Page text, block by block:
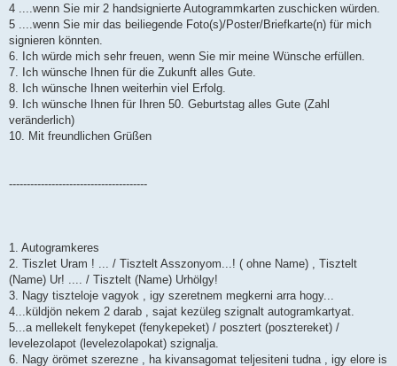
4 ....wenn Sie mir 2 handsignierte Autogrammkarten zuschicken würden.
5 ....wenn Sie mir das beiliegende Foto(s)/Poster/Briefkarte(n) für mich
signieren könnten.
6. Ich würde mich sehr freuen, wenn Sie mir meine Wünsche erfüllen.
7. Ich wünsche Ihnen für die Zukunft alles Gute.
8. Ich wünsche Ihnen weiterhin viel Erfolg.
9. Ich wünsche Ihnen für Ihren 50. Geburtstag alles Gute (Zahl
veränderlich)
10. Mit freundlichen Grüßen
---------------------------------------
1. Autogramkeres
2. Tiszlet Uram ! ... / Tisztelt Asszonyom...! ( ohne Name) , Tisztelt
(Name) Ur! .... / Tisztelt (Name) Urhölgy!
3. Nagy tiszteloje vagyok , igy szeretnem megkerni arra hogy...
4...küldjön nekem 2 darab , sajat kezüleg szignalt autogramkartyat.
5...a mellekelt fenykepet (fenykepeket) / posztert (posztereket) /
levelezolapot (levelezolapokat) szignalja.
6. Nagy örömet szerezne , ha kivansagomat teljesiteni tudna , igy elore is